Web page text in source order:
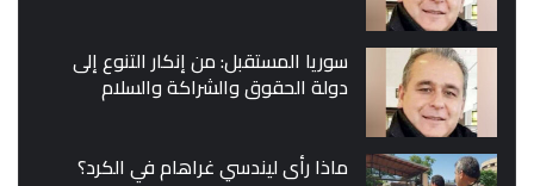
سوريا المستقبل: من إنكار التنوع إلى
دولة الحقوق والشراكة والسلام
ماذا رأى ليندسي غراهام في الكرد؟